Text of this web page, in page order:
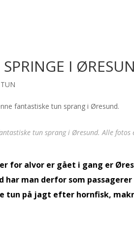
I
TUN
tun sprang i Øresund. Alle fotos
for alvor er gået i gang er
man derfor som
tun på jagt efter hornfisk,